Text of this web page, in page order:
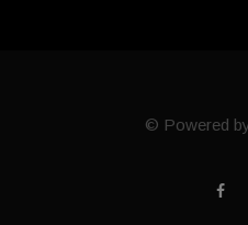
© Powered